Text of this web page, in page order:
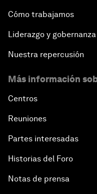
Cómo trabajamos
Liderazgo y gobernanza
Nuestra repercusión
Más información
Centros
Reuniones
Partes interesadas
Historias del Foro
Notas de prensa